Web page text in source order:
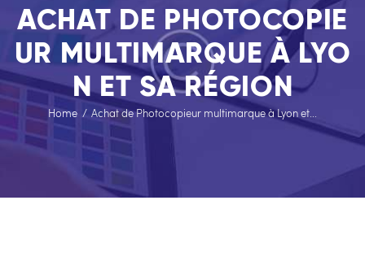
ACHAT DE PHOTOCOPIE
UR MULTIMARQUE À LYO
N ET SA RÉGION
Home Achat de Photocopieur multimarque à Lyon et...